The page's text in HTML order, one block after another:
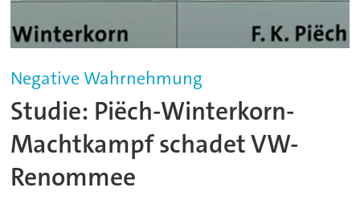
Negative Wahrnehmung
Studie: Piëch-Winterkorn-
Machtkampf schadet VW-
Renommee